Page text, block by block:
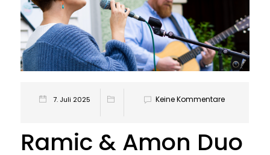
7. Juli 2025 Keine Kommentare
Ramic & Amon Duo